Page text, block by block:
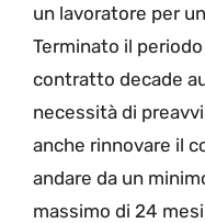
un lavoratore per
Terminato il
contratto decade
necessità di
anche rinnovare il
andare da un
massimo di 24